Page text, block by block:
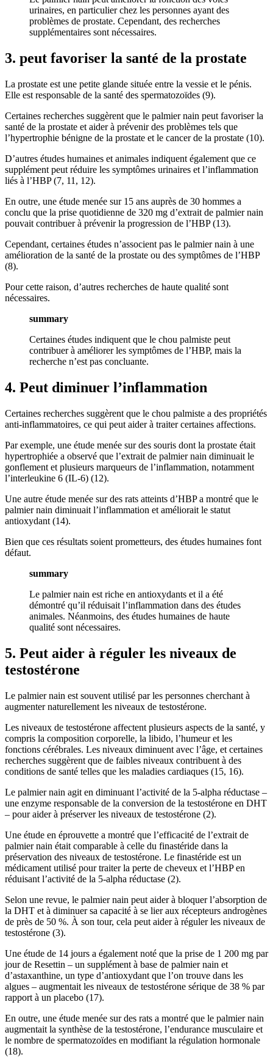
urinaires, en particulier chez les personnes ayant des
problèmes de prostate. Cependant, des recherches
supplémentaires sont nécessaires.
3. peut favoriser la santé de la prostate
La prostate est une petite glande située entre la vessie et le pénis.
Elle est responsable de la santé des spermatozoïdes (9).
Certaines recherches suggèrent que le palmier nain peut favoriser la
santé de la prostate et aider à prévenir des problèmes tels que
l’hypertrophie bénigne de la prostate et le cancer de la prostate (10).
D’autres études humaines et animales indiquent également que ce
supplément peut réduire les symptômes urinaires et l’inflammation
liés à l’HBP (7, 11, 12).
En outre, une étude menée sur 15 ans auprès de 30 hommes a
conclu que la prise quotidienne de 320 mg d’extrait de palmier nain
pouvait contribuer à prévenir la progression de l’HBP (13).
Cependant, certaines études n’associent pas le palmier nain à une
amélioration de la santé de la prostate ou des symptômes de l’HBP
(8).
Pour cette raison, d’autres recherches de haute qualité sont
nécessaires.
summary
Certaines études indiquent que le chou palmiste peut
contribuer à améliorer les symptômes de l’HBP, mais la
recherche n’est pas concluante.
4. Peut diminuer l’inflammation
Certaines recherches suggèrent que le chou palmiste a des propriétés
anti-inflammatoires, ce qui peut aider à traiter certaines affections.
Par exemple, une étude menée sur des souris dont la prostate était
hypertrophiée a observé que l’extrait de palmier nain diminuait le
gonflement et plusieurs marqueurs de l’inflammation, notamment
l’interleukine 6 (IL-6) (12).
Une autre étude menée sur des rats atteints d’HBP a montré que le
palmier nain diminuait l’inflammation et améliorait le statut
antioxydant (14).
Bien que ces résultats soient prometteurs, des études humaines font
défaut.
summary
Le palmier nain est riche en antioxydants et il a été
démontré qu’il réduisait l’inflammation dans des études
animales. Néanmoins, des études humaines de haute
qualité sont nécessaires.
5. Peut aider à réguler les niveaux de
testostérone
Le palmier nain est souvent utilisé par les personnes cherchant à
augmenter naturellement les niveaux de testostérone.
Les niveaux de testostérone affectent plusieurs aspects de la santé, y
compris la composition corporelle, la libido, l’humeur et les
fonctions cérébrales. Les niveaux diminuent avec l’âge, et certaines
recherches suggèrent que de faibles niveaux contribuent à des
conditions de santé telles que les maladies cardiaques (15, 16).
Le palmier nain agit en diminuant l’activité de la 5-alpha réductase –
une enzyme responsable de la conversion de la testostérone en DHT
– pour aider à préserver les niveaux de testostérone (2).
Une étude en éprouvette a montré que l’efficacité de l’extrait de
palmier nain était comparable à celle du finastéride dans la
préservation des niveaux de testostérone. Le finastéride est un
médicament utilisé pour traiter la perte de cheveux et l’HBP en
réduisant l’activité de la 5-alpha réductase (2).
Selon une revue, le palmier nain peut aider à bloquer l’absorption de
la DHT et à diminuer sa capacité à se lier aux récepteurs androgènes
de près de 50 %. À son tour, cela peut aider à réguler les niveaux de
testostérone (3).
Une étude de 14 jours a également noté que la prise de 1 200 mg par
jour de Resettin – un supplément à base de palmier nain et
d’astaxanthine, un type d’antioxydant que l’on trouve dans les
algues – augmentait les niveaux de testostérone sérique de 38 % par
rapport à un placebo (17).
En outre, une étude menée sur des rats a montré que le palmier nain
augmentait la synthèse de la testostérone, l’endurance musculaire et
le nombre de spermatozoïdes en modifiant la régulation hormonale
(18).